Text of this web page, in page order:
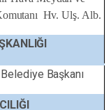
Hv. Ulş. Alb.
Belediye Başkanı